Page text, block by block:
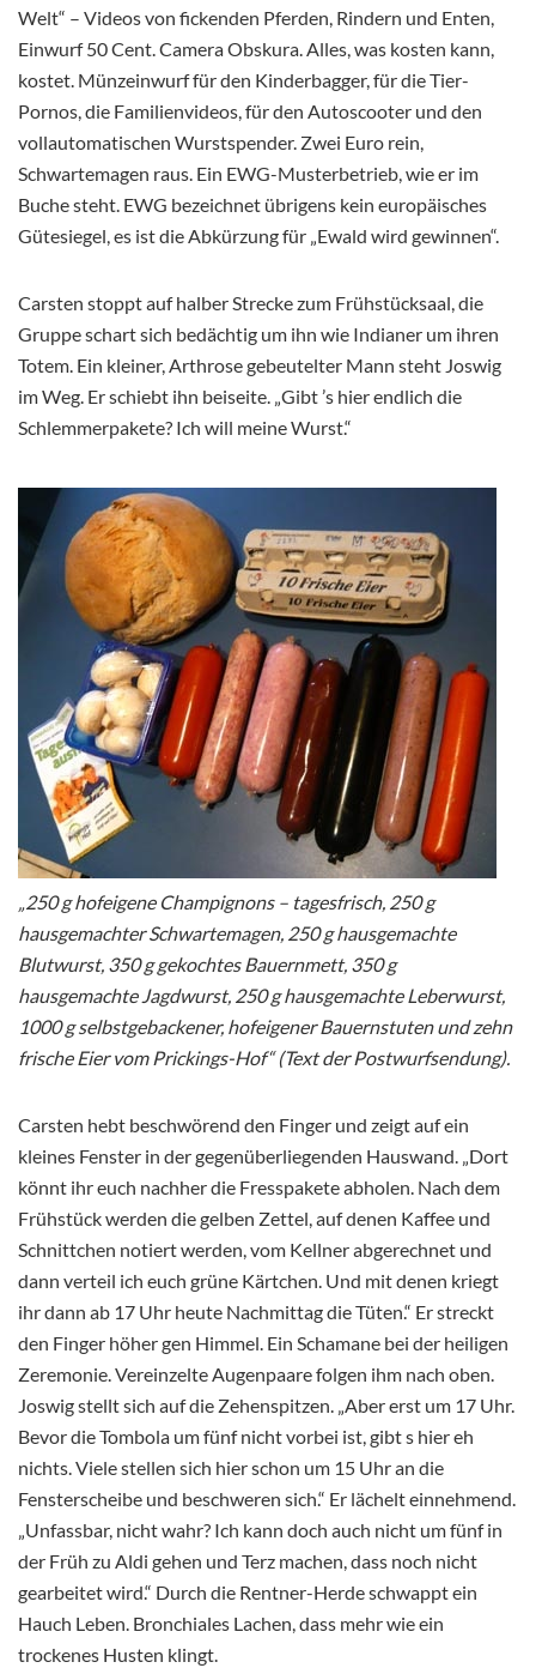
Welt“ – Videos von fickenden Pferden, Rindern und Enten,
Einwurf 50 Cent. Camera Obskura. Alles, was kosten kann,
kostet. Münzeinwurf für den Kinderbagger, für die Tier-
Pornos, die Familienvideos, für den Autoscooter und den
vollautomatischen Wurstspender. Zwei Euro rein,
Schwartemagen raus. Ein EWG-Musterbetrieb, wie er im
Buche steht. EWG bezeichnet übrigens kein europäisches
Gütesiegel, es ist die Abkürzung für „Ewald wird gewinnen“.
Carsten stoppt auf halber Strecke zum Frühstücksaal, die
Gruppe schart sich bedächtig um ihn wie Indianer um ihren
Totem. Ein kleiner, Arthrose gebeutelter Mann steht Joswig
im Weg. Er schiebt ihn beiseite. „Gibt ’s hier endlich die
Schlemmerpakete? Ich will meine Wurst.“
„250 g hofeigene Champignons – tagesfrisch, 250 g
hausgemachter Schwartemagen, 250 g hausgemachte
Blutwurst, 350 g gekochtes Bauernmett, 350 g
hausgemachte Jagdwurst, 250 g hausgemachte Leberwurst,
1000 g selbstgebackener, hofeigener Bauernstuten und zehn
frische Eier vom Prickings-Hof“ (Text der Postwurfsendung).
Carsten hebt beschwörend den Finger und zeigt auf ein
kleines Fenster in der gegenüberliegenden Hauswand. „Dort
könnt ihr euch nachher die Fresspakete abholen. Nach dem
Frühstück werden die gelben Zettel, auf denen Kaffee und
Schnittchen notiert werden, vom Kellner abgerechnet und
dann verteil ich euch grüne Kärtchen. Und mit denen kriegt
ihr dann ab 17 Uhr heute Nachmittag die Tüten.“ Er streckt
den Finger höher gen Himmel. Ein Schamane bei der heiligen
Zeremonie. Vereinzelte Augenpaare folgen ihm nach oben.
Joswig stellt sich auf die Zehenspitzen. „Aber erst um 17 Uhr.
Bevor die Tombola um fünf nicht vorbei ist, gibt s hier eh
nichts. Viele stellen sich hier schon um 15 Uhr an die
Fensterscheibe und beschweren sich.“ Er lächelt einnehmend.
„Unfassbar, nicht wahr? Ich kann doch auch nicht um fünf in
der Früh zu Aldi gehen und Terz machen, dass noch nicht
gearbeitet wird.“ Durch die Rentner-Herde schwappt ein
Hauch Leben. Bronchiales Lachen, dass mehr wie ein
trockenes Husten klingt.